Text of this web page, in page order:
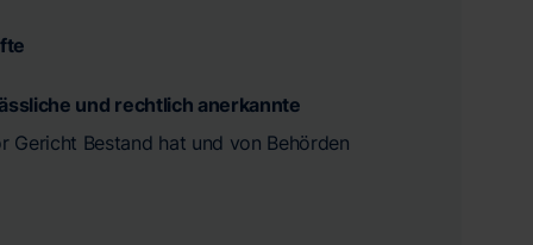
und rechtlich anerkannte
Gericht Bestand hat und von Behörden